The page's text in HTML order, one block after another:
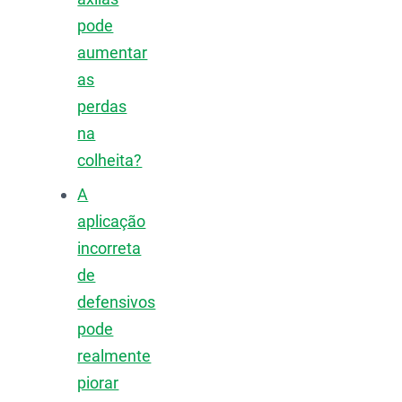
pode
aumentar
as
perdas
na
colheita?
A
aplicação
incorreta
de
defensivos
pode
realmente
piorar